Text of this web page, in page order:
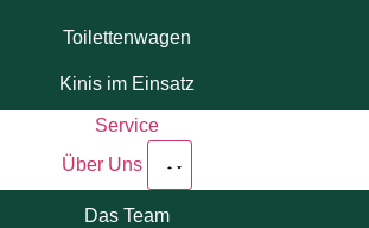
Toilettenwagen
Kinis im Einsatz
Service
Über Uns
Das Team